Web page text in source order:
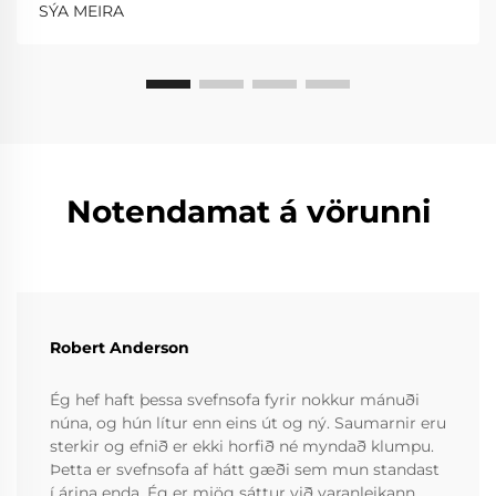
SÝA MEIRA
Notendamat á vörunni
Robert Anderson
Ég hef haft þessa svefnsofa fyrir nokkur mánuði
núna, og hún lítur enn eins út og ný. Saumarnir eru
sterkir og efnið er ekki horfið né myndað klumpu.
Þetta er svefnsofa af hátt gæði sem mun standast